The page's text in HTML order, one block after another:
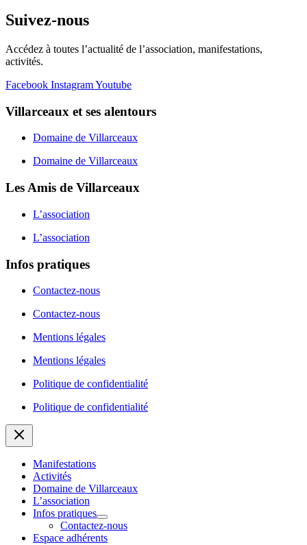
Suivez-nous
Accédez à toutes l’actualité de l’association, manifestations,
activités.
Facebook InstagramYoutube
Villarceaux et ses alentours
Domaine de Villarceaux
Domaine de Villarceaux
Les Amis de Villarceaux
L’association
L’association
Infos pratiques
Contactez-nous
Contactez-nous
Mentions légales
Mentions légales
Politique de confidentialité
Politique de confidentialité
Manifestations
Activités
Domaine de Villarceaux
L’association
Infos pratiques
Contactez-nous
Espace adhérents